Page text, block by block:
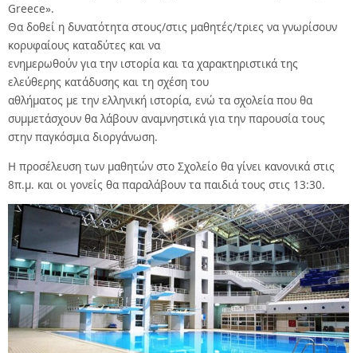
Greece».
Θα δοθεί η δυνατότητα στους/στις μαθητές/τριες να γνωρίσουν
κορυφαίους καταδύτες και να
ενημερωθούν για την ιστορία και τα χαρακτηριστικά της
ελεύθερης κατάδυσης και τη σχέση του
αθλήματος με την ελληνική ιστορία, ενώ τα σχολεία που θα
συμμετάσχουν θα λάβουν αναμνηστικά για την παρουσία τους
στην παγκόσμια διοργάνωση.
Η προσέλευση των μαθητών στο Σχολείο θα γίνει κανονικά στις
8π.μ. και οι γονείς θα παραλάβουν τα παιδιά τους στις 13:30.